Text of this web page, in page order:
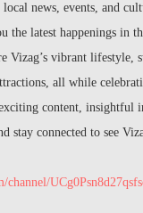
news, events, and
the latest happenings in
Vizag’s vibrant lifestyle,
all while
content, insightful
stay connected to see
channel/